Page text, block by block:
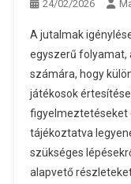
24/02/2026
A jutalmak
egyszerű folyamat,
számára, hogy
játékosok
figyelmeztetéseket
tájékoztatva
szükséges
alapvető